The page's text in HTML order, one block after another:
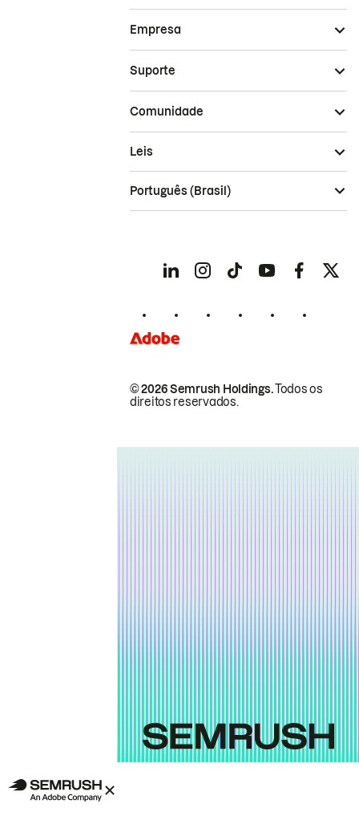
Empresa
Suporte
Comunidade
© 2026 Semrush Holdings.Todos os
direitos reservados.
Leis
Português (Brasil)